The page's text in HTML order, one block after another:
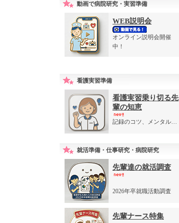
動画で病院研究・実習準備
WEB説明会
オンライン説明会開催
中！
看護実習準備
看護実習乗り切る先
輩の知恵
記録のコツ、メンタル…
就活準備・仕事研究・病院研究
先輩達の就活調査
2026年卒就職活動調査
先輩ナース特集